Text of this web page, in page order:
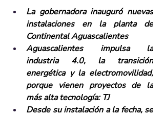
La gobernadora inauguró nuevas
instalaciones en la planta de
Continental Aguascalientes
Aguascalientes impulsa la
industria 4.0, la transición
energética y la electromovilidad,
porque vienen proyectos de la
más alta tecnología: TJ
Desde su instalación a la fecha, se